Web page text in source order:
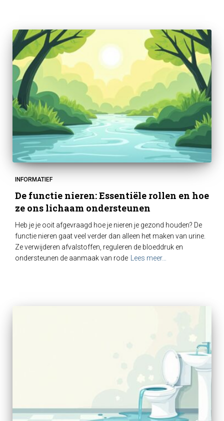
INFORMATIEF
De functie nieren: Essentiële rollen en hoe
ze ons lichaam ondersteunen
Heb je je ooit afgevraagd hoe je nieren je gezond houden? De
functie nieren gaat veel verder dan alleen het maken van urine.
Ze verwijderen afvalstoffen, reguleren de bloeddruk en
ondersteunen de aanmaak van rode
Lees meer…